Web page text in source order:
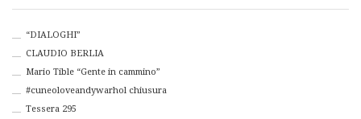
“DIALOGHI”
CLAUDIO BERLIA
Mario Tible “Gente in cammino”
#cuneoloveandywarhol chiusura
Tessera 295